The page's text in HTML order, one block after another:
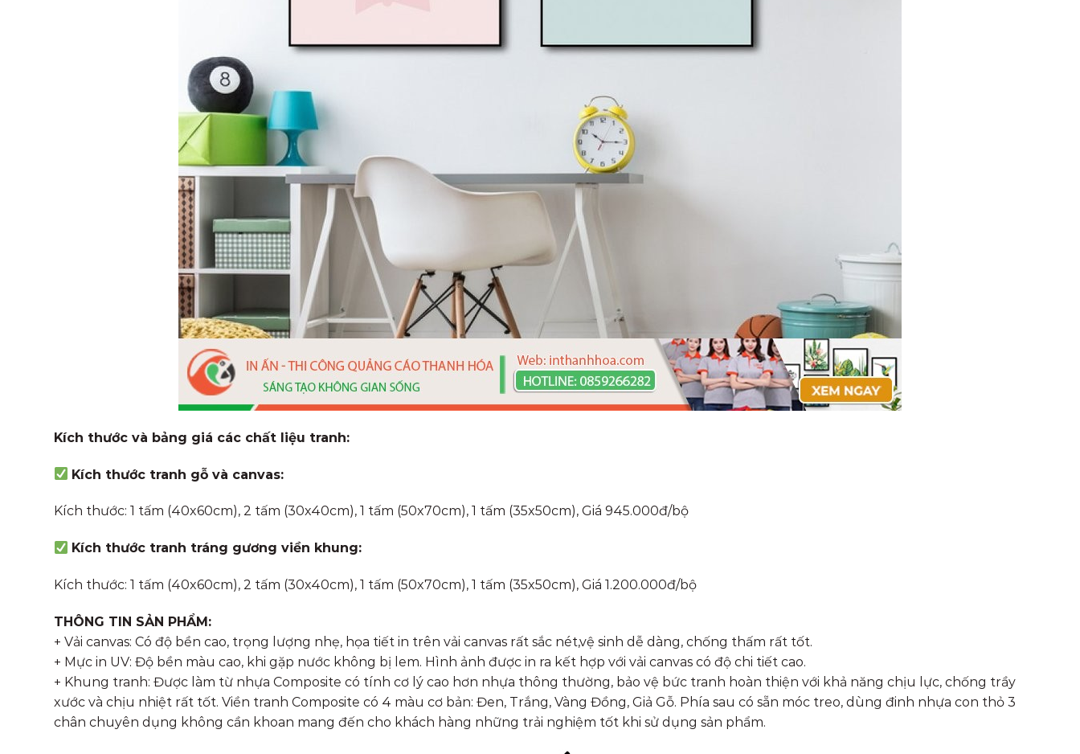
Kích thước và bảng giá các chất liệu tranh:
Kích thước tranh gỗ và canvas:
Kích thước: 1 tấm (40x60cm), 2 tấm (30x40cm), 1 tấm (50x70cm), 1 tấm (35x50cm), Giá 945.000đ/bộ
Kích thước tranh tráng gương viền khung:
Kích thước: 1 tấm (40x60cm), 2 tấm (30x40cm), 1 tấm (50x70cm), 1 tấm (35x50cm), Giá 1.200.000đ/bộ
THÔNG TIN SẢN PHẨM:
+ Vải canvas: Có độ bền cao, trọng lượng nhẹ, họa tiết in trên vải canvas rất sắc nét,vệ sinh dễ dàng, chống thấm rất tốt.
+ Mực in UV: Độ bền màu cao, khi gặp nước không bị lem. Hình ảnh được in ra kết hợp với vải canvas có độ chi tiết cao.
+ Khung tranh: Được làm từ nhựa Composite có tính cơ lý cao hơn nhựa thông thường, bảo vệ bức tranh hoàn thiện với khả năng chịu lực, chống trầy
xước và chịu nhiệt rất tốt. Viền tranh Composite có 4 màu cơ bản: Đen, Trắng, Vàng Đồng, Giả Gỗ. Phía sau có sẵn móc treo, dùng đinh nhựa con thỏ 3
chân chuyên dụng không cần khoan mang đến cho khách hàng những trải nghiệm tốt khi sử dụng sản phẩm.